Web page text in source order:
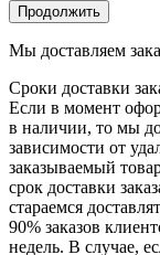
Продолжить
Мы доставляем
Сроки доставки
Если в момент
в наличии, то мы
зависимости от
заказываемый
срок доставки
стараемся
90% заказов
недель. В случае,